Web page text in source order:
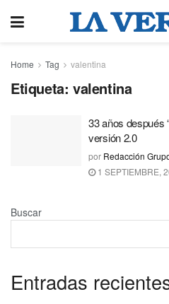
Home Tag valentina
Etiqueta: valentina
33 años después
versión 2.0
por Redacción
1 SEPTIEMBRE,
Buscar
Entradas